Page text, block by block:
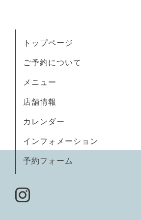
トップページ
ご予約について
メニュー
店舗情報
カレンダー
インフォメーション
予約フォーム